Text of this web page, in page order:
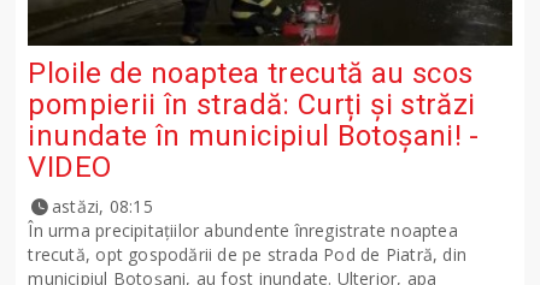
Ploile de noaptea trecută au scos
pompierii în stradă: Curți și străzi
inundate în municipiul Botoșani! -
VIDEO
astăzi, 08:15
În urma precipitațiilor abundente înregistrate noaptea
trecută, opt gospodării de pe strada Pod de Piatră, din
municipiul Botoșani, au fost inundate. Ulterior, apa